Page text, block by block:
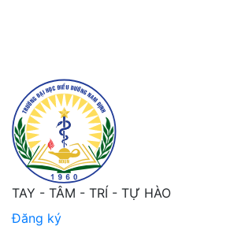
TAY - TÂM - TRÍ - TỰ HÀO
Đăng ký